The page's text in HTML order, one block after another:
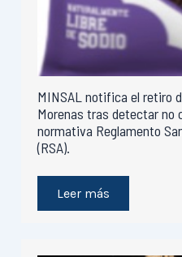
MINSAL notifica el retiro
Morenas tras detectar no
normativa Reglamento
(RSA).
Leer más